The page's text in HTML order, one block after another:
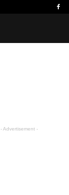
- Advertisement -